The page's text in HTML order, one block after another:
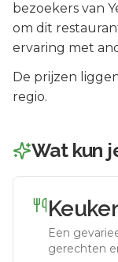
bezoekers van
om dit
ervaring met
De prijzen
regio.
Wat kun
Een
gerechten